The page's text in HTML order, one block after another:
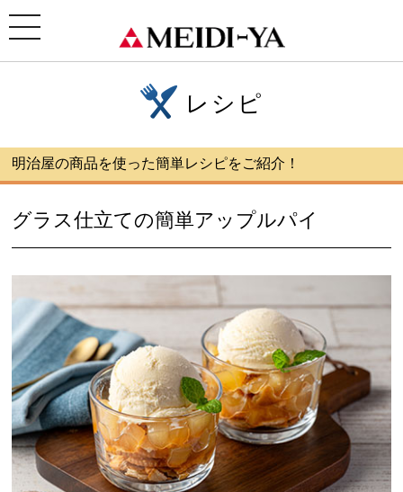
toggle
navigation
レシピ
明治屋の商品を使った簡単レシピをご紹介！
グラス仕立ての簡単アップルパイ